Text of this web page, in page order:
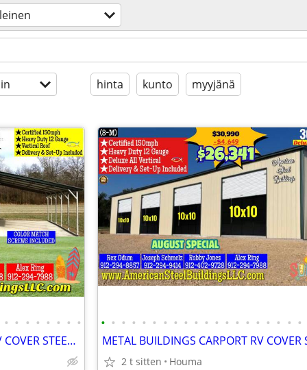
hinta kunto myyjänä
• • • • • • • •
METAL BUILDINGS CARPORT RV COVER STEEL GARAGE POLE BARN METAL BUILDING
• • • • • • • • • • • • • • • • • • • •
2 t sitten Houma